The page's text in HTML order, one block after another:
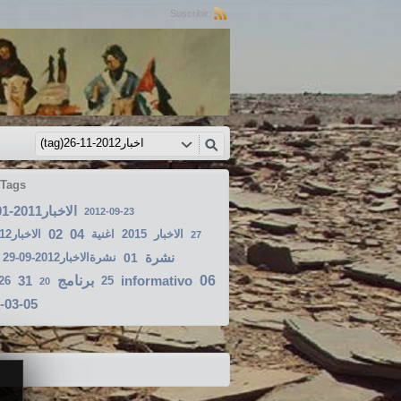
Suscribir:
الاخبار2011-01-10 2012-09-23
الاخبار2012-03-14 02 04 اغنية 2015 الاخبار 27
نشرةالاخبار2012-09-29 01 نشرة
31 20 برنامج 25 informativo 06
03-05